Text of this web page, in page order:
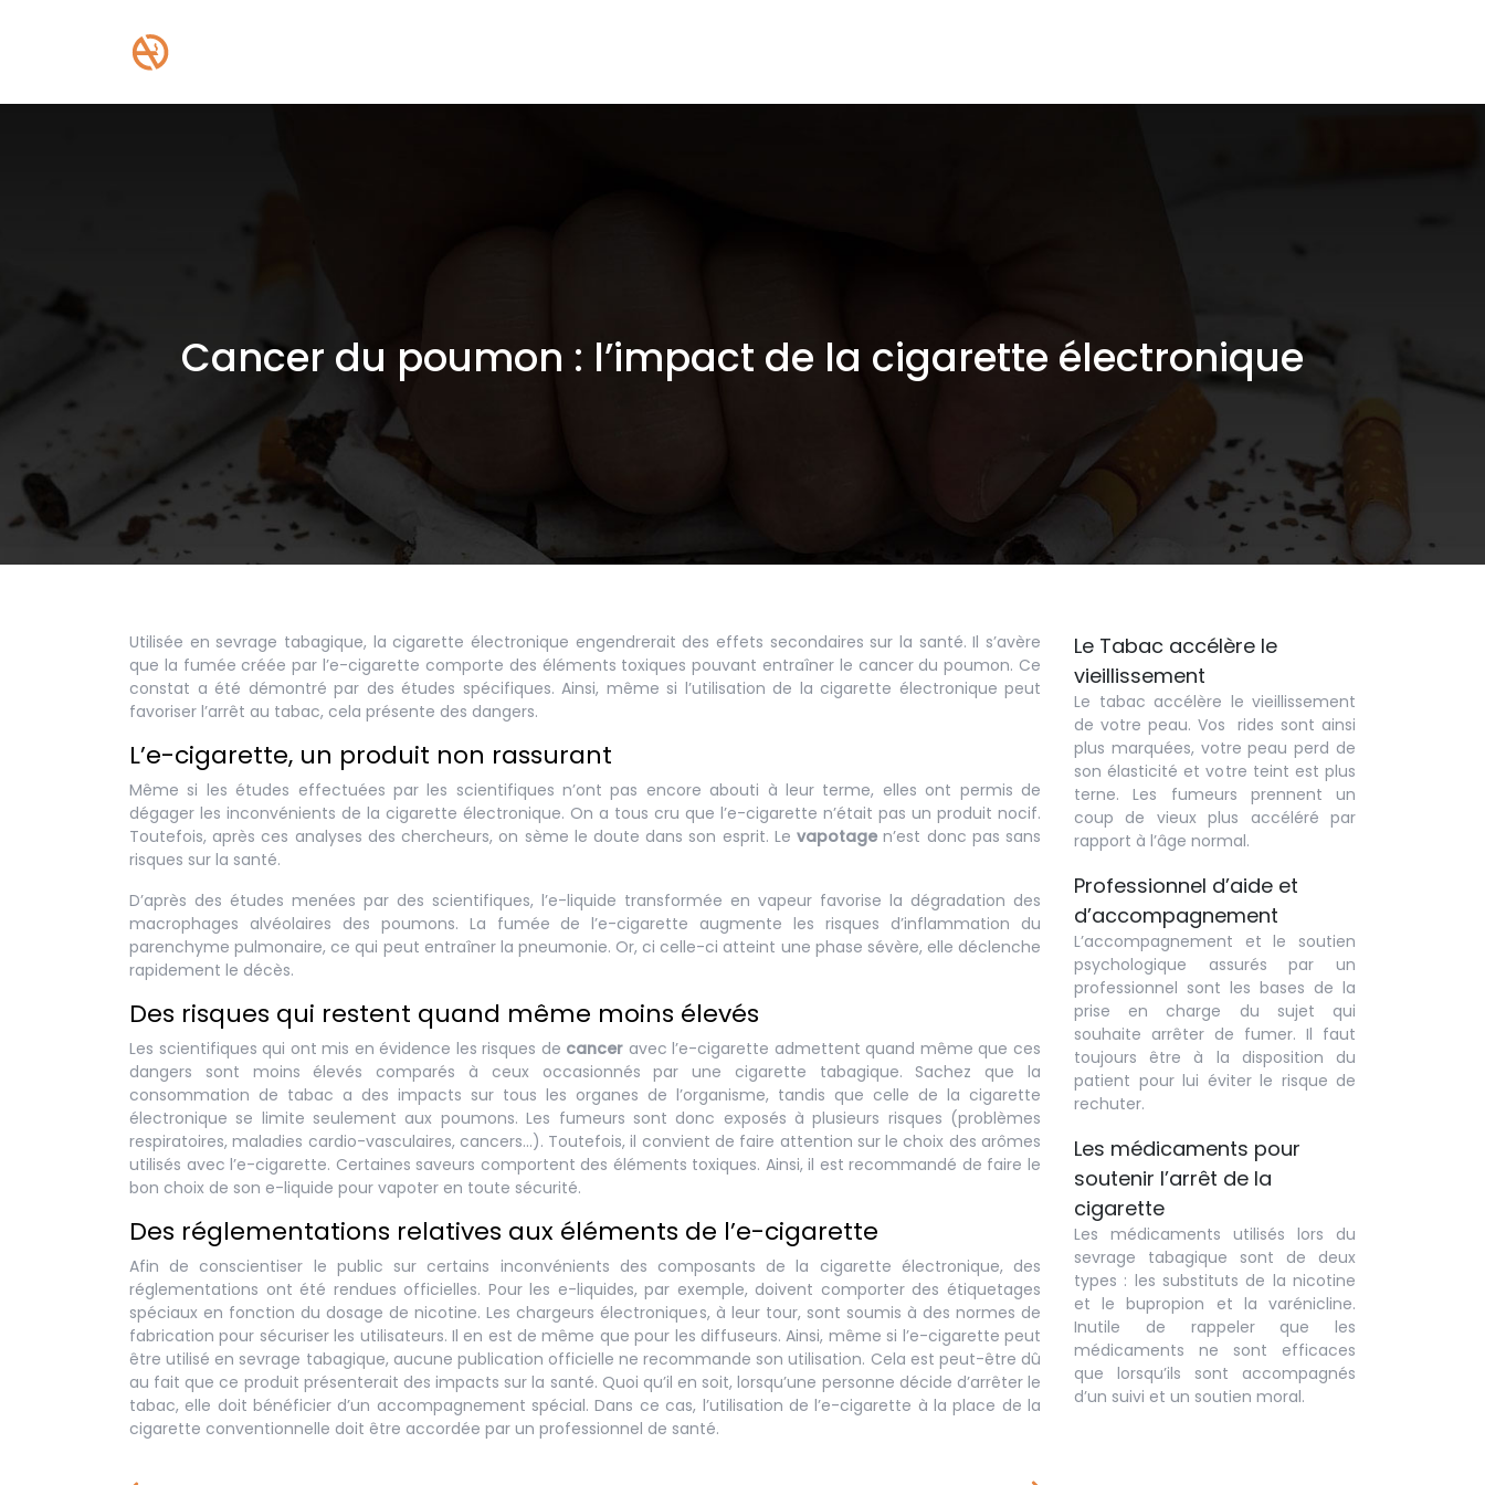
Cancer du poumon : l’impact de la cigarette électronique
Utilisée en sevrage tabagique, la cigarette électronique engendrerait des effets secondaires sur la santé. Il s’avère
que la fumée créée par l’e-cigarette comporte des éléments toxiques pouvant entraîner le cancer du poumon. Ce
constat a été démontré par des études spécifiques. Ainsi, même si l’utilisation de la cigarette électronique peut
favoriser l’arrêt au tabac, cela présente des dangers.
L’e-cigarette, un produit non rassurant
Même si les études effectuées par les scientifiques n’ont pas encore abouti à leur terme, elles ont permis de
dégager les inconvénients de la cigarette électronique. On a tous cru que l’e-cigarette n’était pas un produit nocif.
Toutefois, après ces analyses des chercheurs, on sème le doute dans son esprit. Levapotage n’est donc pas sans
risques sur la santé.
D’après des études menées par des scientifiques, l’e-liquide transformée en vapeur favorise la dégradation des
macrophages alvéolaires des poumons. La fumée de l’e-cigarette augmente les risques d’inflammation du
parenchyme pulmonaire, ce qui peut entraîner la pneumonie. Or, ci celle-ci atteint une phase sévère, elle déclenche
rapidement le décès.
Des risques qui restent quand même moins élevés
Les scientifiques qui ont mis en évidence les risques de cancer avec l’e-cigarette admettent quand même que ces
dangers sont moins élevés comparés à ceux occasionnés par une cigarette tabagique. Sachez que la
consommation de tabac a des impacts sur tous les organes de l’organisme, tandis que celle de la cigarette
électronique se limite seulement aux poumons. Les fumeurs sont donc exposés à plusieurs risques (problèmes
respiratoires, maladies cardio-vasculaires, cancers…). Toutefois, il convient de faire attention sur le choix des arômes
utilisés avec l’e-cigarette. Certaines saveurs comportent des éléments toxiques. Ainsi, il est recommandé de faire le
bon choix de son e-liquide pour vapoter en toute sécurité.
Des réglementations relatives aux éléments de l’e-cigarette
Afin de conscientiser le public sur certains inconvénients des composants de la cigarette électronique, des
réglementations ont été rendues officielles. Pour les e-liquides, par exemple, doivent comporter des étiquetages
spéciaux en fonction du dosage de nicotine. Les chargeurs électroniques, à leur tour, sont soumis à des normes de
fabrication pour sécuriser les utilisateurs. Il en est de même que pour les diffuseurs. Ainsi, même si l’e-cigarette peut
être utilisé en sevrage tabagique, aucune publication officielle ne recommande son utilisation. Cela est peut-être dû
au fait que ce produit présenterait des impacts sur la santé. Quoi qu’il en soit, lorsqu’une personne décide d’arrêter le
tabac, elle doit bénéficier d’un accompagnement spécial. Dans ce cas, l’utilisation de l’e-cigarette à la place de la
cigarette conventionnelle doit être accordée par un professionnel de santé.
Le Tabac accélère le
vieillissement
Le tabac accélère le vieillissement
de votre peau. Vos rides sont ainsi
plus marquées, votre peau perd de
son élasticité et votre teint est plus
terne. Les fumeurs prennent un
coup de vieux plus accéléré par
rapport à l’âge normal.
Professionnel d’aide et
d’accompagnement
L’accompagnement et le soutien
psychologique assurés par un
professionnel sont les bases de la
prise en charge du sujet qui
souhaite arrêter de fumer. Il faut
toujours être à la disposition du
patient pour lui éviter le risque de
rechuter.
Les médicaments pour
soutenir l’arrêt de la
cigarette
Les médicaments utilisés lors du
sevrage tabagique sont de deux
types : les substituts de la nicotine
et le bupropion et la varénicline.
Inutile de rappeler que les
médicaments ne sont efficaces
que lorsqu’ils sont accompagnés
d’un suivi et un soutien moral.